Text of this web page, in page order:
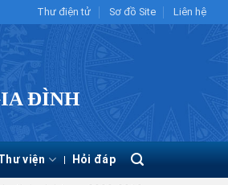
Thư điện tử Sơ đồ Site Liên hệ
ĐÌNH
viện Hỏi đáp